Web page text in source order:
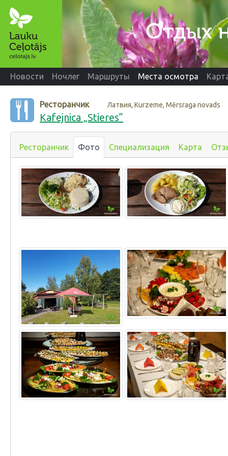
Новости Ночлег Маршруты Места осмотра
Ресторанчик Латвия, Kurzeme, Mērsraga novads
Kafejnica „Stieres”
Ресторанчик Фото Специализация Карта